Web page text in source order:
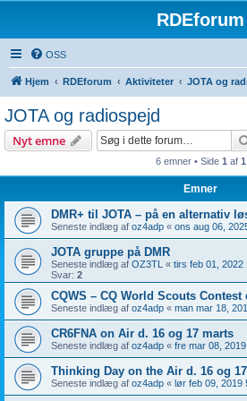
RDEforum
OSS
Hjem RDEforum Aktiviteter JOTA og
JOTA og radiospejd
Nyt emne
6 emner • Side 1 af 1
Emner
DMR+ til JOTA – på en alternativ
Seneste indlæg af oz4adp « ons aug 06,
JOTA gruppe på DMR
Seneste indlæg af OZ3TL « tirs feb 01, 2022
Svar: 2
CQWS – CQ World Scouts Contest
Seneste indlæg af oz4adp « man mar 18,
CR6FNA on Air d. 16 og 17 marts
Seneste indlæg af oz4adp « fre mar 08,
Thinking Day on the Air d. 16 og
Seneste indlæg af oz4adp « lør feb 09, 2019